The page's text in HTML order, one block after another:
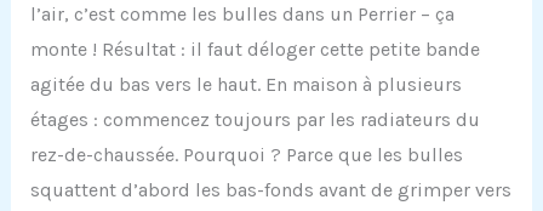
l’air, c’est comme les bulles dans un Perrier – ça
monte ! Résultat : il faut déloger cette petite bande
agitée du bas vers le haut. En maison à plusieurs
étages : commencez toujours par les radiateurs du
rez-de-chaussée. Pourquoi ? Parce que les bulles
squattent d’abord les bas-fonds avant de grimper vers